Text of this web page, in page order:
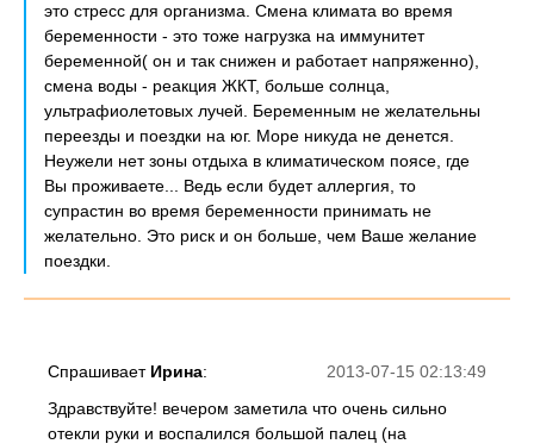
это стресс для организма. Смена климата во время
беременности - это тоже нагрузка на иммунитет
беременной( он и так снижен и работает напряженно),
смена воды - реакция ЖКТ, больше солнца,
ультрафиолетовых лучей. Беременным не желательны
переезды и поездки на юг. Море никуда не денется.
Неужели нет зоны отдыха в климатическом поясе, где
Вы проживаете... Ведь если будет аллергия, то
супрастин во время беременности принимать не
желательно. Это риск и он больше, чем Ваше желание
поездки.
2013-07-15 02:13:49
Спрашивает Ирина:
Здравствуйте! вечером заметила что очень сильно
отекли руки и воспалился большой палец (на